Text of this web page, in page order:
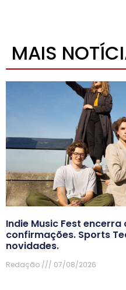
MAIS
Indie Music Fest
confirmações. Sports
novidades.
Redação 07/08/2026